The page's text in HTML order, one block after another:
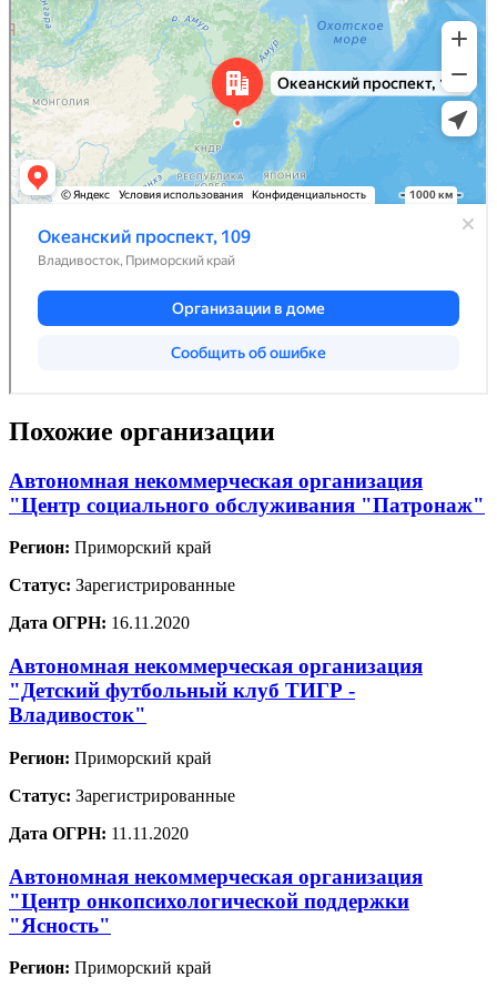
Похожие организации
Автономная некоммерческая организация
"Центр социального обслуживания "Патронаж"
Регион: Приморский край
Статус: Зарегистрированные
Дата ОГРН: 16.11.2020
Автономная некоммерческая организация
"Детский футбольный клуб ТИГР -
Владивосток"
Регион: Приморский край
Статус: Зарегистрированные
Дата ОГРН: 11.11.2020
Автономная некоммерческая организация
"Центр онкопсихологической поддержки
"Ясность"
Регион: Приморский край